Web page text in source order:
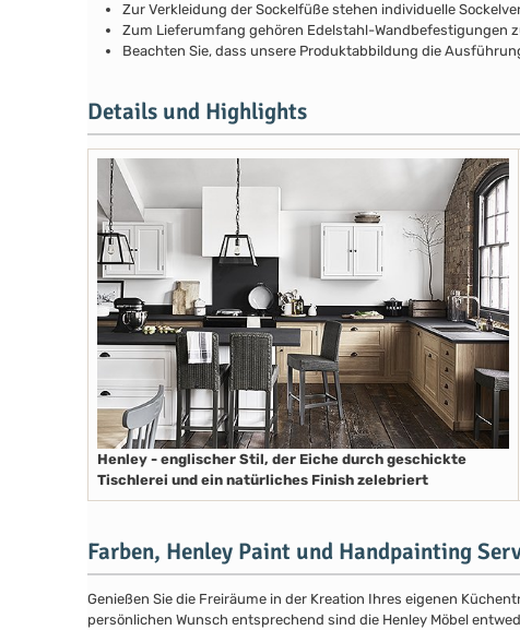
Zur Verkleidung der Sockelfüße stehen individuelle
Zum Lieferumfang gehören Edelstahl-Wandbefestigungen
Beachten Sie, dass unsere Produktabbildung die
Details und Highlights
Henley - englischer Stil, der Eiche durch geschickte
Tischlerei und ein natürliches Finish zelebriert
Farben, Henley Paint und Handpainting
Genießen Sie die Freiräume in der Kreation Ihres eigenen
persönlichen Wunsch entsprechend sind die Henley Möbel